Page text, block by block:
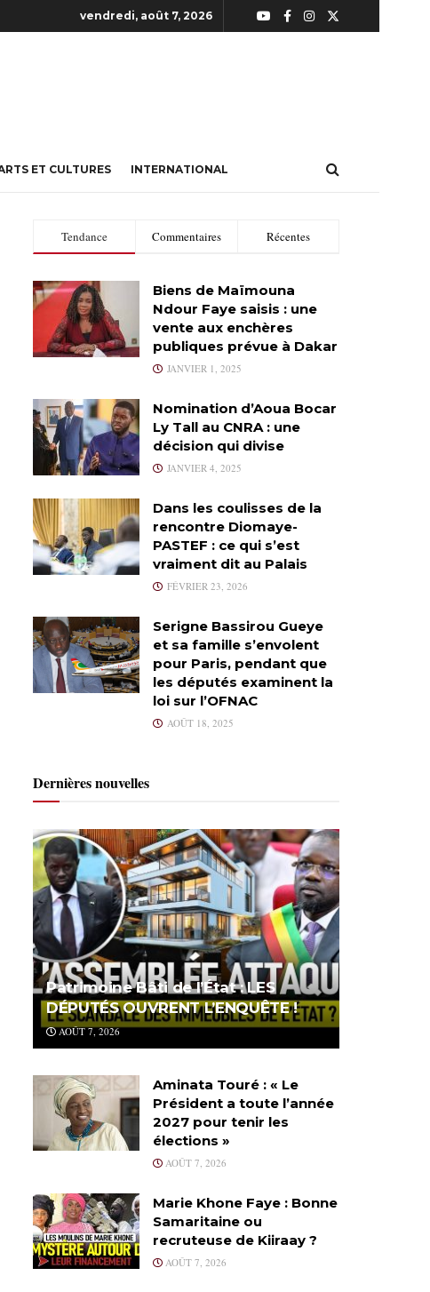
vendredi, août 7, 2026
ET CULTURES INTERNATIONAL
Tendance Commentaires Récentes
Biens de Maïmouna
Ndour Faye saisis : une
vente aux enchères
publiques prévue à Dakar
JANVIER 1, 2025
Nomination d’Aoua Bocar
Ly Tall au CNRA : une
décision qui divise
JANVIER 4, 2025
Dans les coulisses de la
rencontre Diomaye-
PASTEF : ce qui s’est
vraiment dit au Palais
FÉVRIER 23, 2026
Serigne Bassirou Gueye
et sa famille s’envolent
pour Paris, pendant que
les députés examinent la
loi sur l’OFNAC
AOÛT 18, 2025
Dernières nouvelles
Patrimoine Bâti de l’État : LES
DÉPUTÉS OUVRENT L’ENQUÊTE !
AOÛT 7, 2026
Aminata Touré : « Le
Président a toute l’année
2027 pour tenir les
élections »
AOÛT 7, 2026
Marie Khone Faye : Bonne
Samaritaine ou
recruteuse de Kiiraay ?
AOÛT 7, 2026